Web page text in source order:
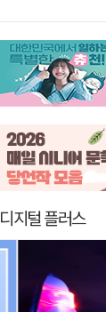
디지털 플러스